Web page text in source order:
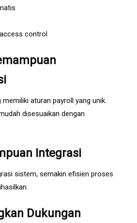
control
memiliki aturan payroll yang unik.
disesuaikan dengan
Integrasi
sistem, semakin efisien proses
Dukungan